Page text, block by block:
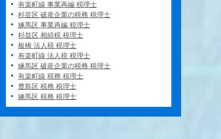
有楽町線 事業再編 税理士
杉並区 破産企業の税務 税理士
練馬区 事業再編 税理士
杉並区 相続税 税理士
板橋 法人税 税理士
有楽町線 法人税 税理士
練馬区 破産企業の税務 税理士
有楽町線 税務 税理士
豊島区 税務 税理士
練馬区 税務 税理士